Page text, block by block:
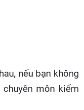
nếu bạn không
môn kiểm